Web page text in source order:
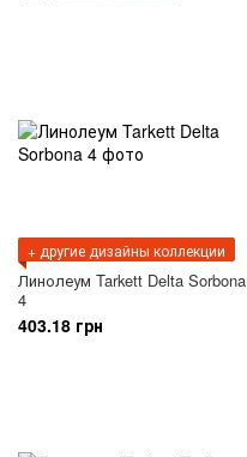
+ другие дизайны коллекции
Линолеум Tarkett Delta Sorbona
4
403.18 грн